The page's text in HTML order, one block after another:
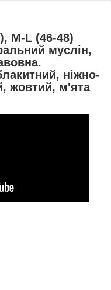
M-L (46-48)
муслін,
ніжно-
жовтий, м'ята